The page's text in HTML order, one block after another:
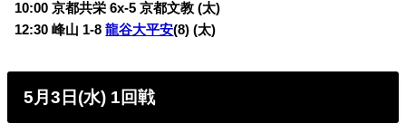
10:00 京都共栄 6x-5 京都文教 (太)
12:30 峰山 1-8龍谷大平安(8) (太)
5月3日(水) 1回戦